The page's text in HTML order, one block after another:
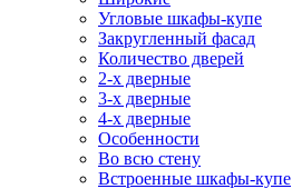
Угловые шкафы-купе
Закругленный фасад
Количество дверей
2-х дверные
3-х дверные
4-х дверные
Особенности
Во всю стену
Встроенные шкафы-купе